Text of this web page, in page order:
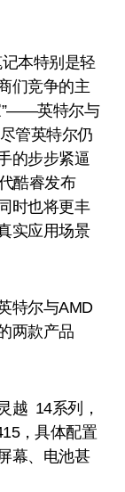
本特别是轻
们竞争的主
”——英特尔与
管英特尔仍
的步步紧逼
酷睿发布
时也将更丰
实应用场景
特尔与AMD
两款产品
14系列，
，具体配置
幕、电池甚